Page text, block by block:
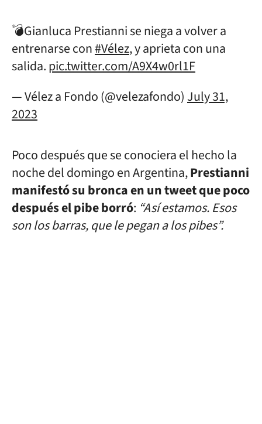
💣Gianluca Prestianni se niega a volver a
entrenarse con#Vélez, y aprieta con una
salida.pic.twitter.com/A9X4w0rl1F
— Vélez a Fondo (@velezafondo) July 31,
2023
Poco después que se conociera el hecho la
noche del domingo en Argentina,Prestianni
manifestó su bronca en un tweet que poco
después el pibe borró: “Así estamos. Esos
son los barras, que le pegan a los pibes”.